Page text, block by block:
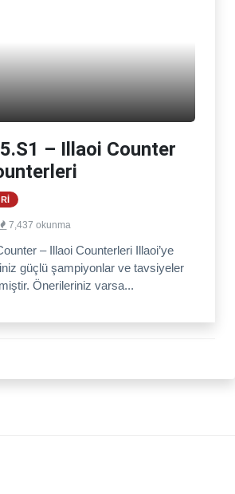
– Illaoi Counter
7,437 okunma
– Illaoi Counterleri Illaoi’ye
güçlü şampiyonlar ve tavsiyeler
Önerileriniz varsa...